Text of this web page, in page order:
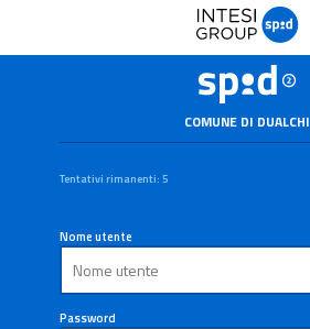
COMUNE DI DUALCHI
Tentativi rimanenti: 5
Nome utente
Password